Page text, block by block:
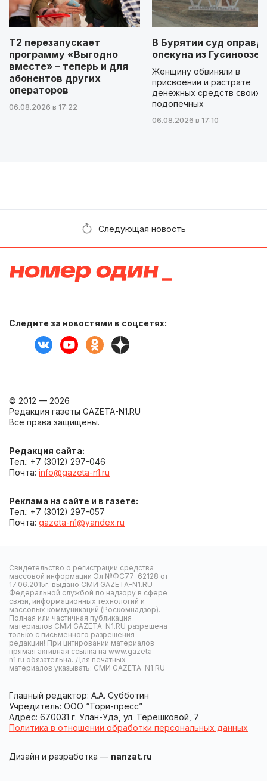
Т2 перезапускает
программу «Выгодно
вместе» – теперь и для
абонентов других
операторов
06.08.2026 в 17:22
В Бурятии суд
опекуна из
Женщину обвиняли в
присвоении и растрате
денежных средств своих
подопечных
06.08.2026 в 17:10
Следующая новость
Следите за новостями в соцсетях:
© 2012 — 2026
Редакция газеты GAZETA-N1.RU
Все права защищены.
Редакция сайта:
Тел.: +7 (3012) 297-046
Почта: info@gazeta-n1.ru
Реклама на сайте и в газете:
Тел.: +7 (3012) 297-057
Почта: gazeta-n1@yandex.ru
Свидетельство о регистрации средства
массовой информации Эл №ФС77-62128 от
17.06.2015г. выдано СМИ GAZETA-N1.RU
Федеральной службой по надзору в сфере
связи, информационных технологий и
массовых коммуникаций (Роскомнадзор).
Полная или частичная публикация
материалов СМИ GAZETA-N1.RU разрешена
только с письменного разрешения
редакции! При цитировании материалов
прямая активная ссылка на www.gazeta-
n1.ru обязательна. Для печатных
материалов указывать: СМИ GAZETA-N1.RU
Главный редактор: А.А. Субботин
Учредитель: ООО “Тори-пресс”
Адрес: 670031 г. Улан-Удэ, ул. Терешковой, 7
Политика в отношении обработки персональных данных
Дизайн и разработка — nanzat.ru